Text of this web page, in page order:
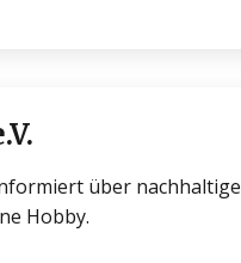
über nachhaltige
Hobby.